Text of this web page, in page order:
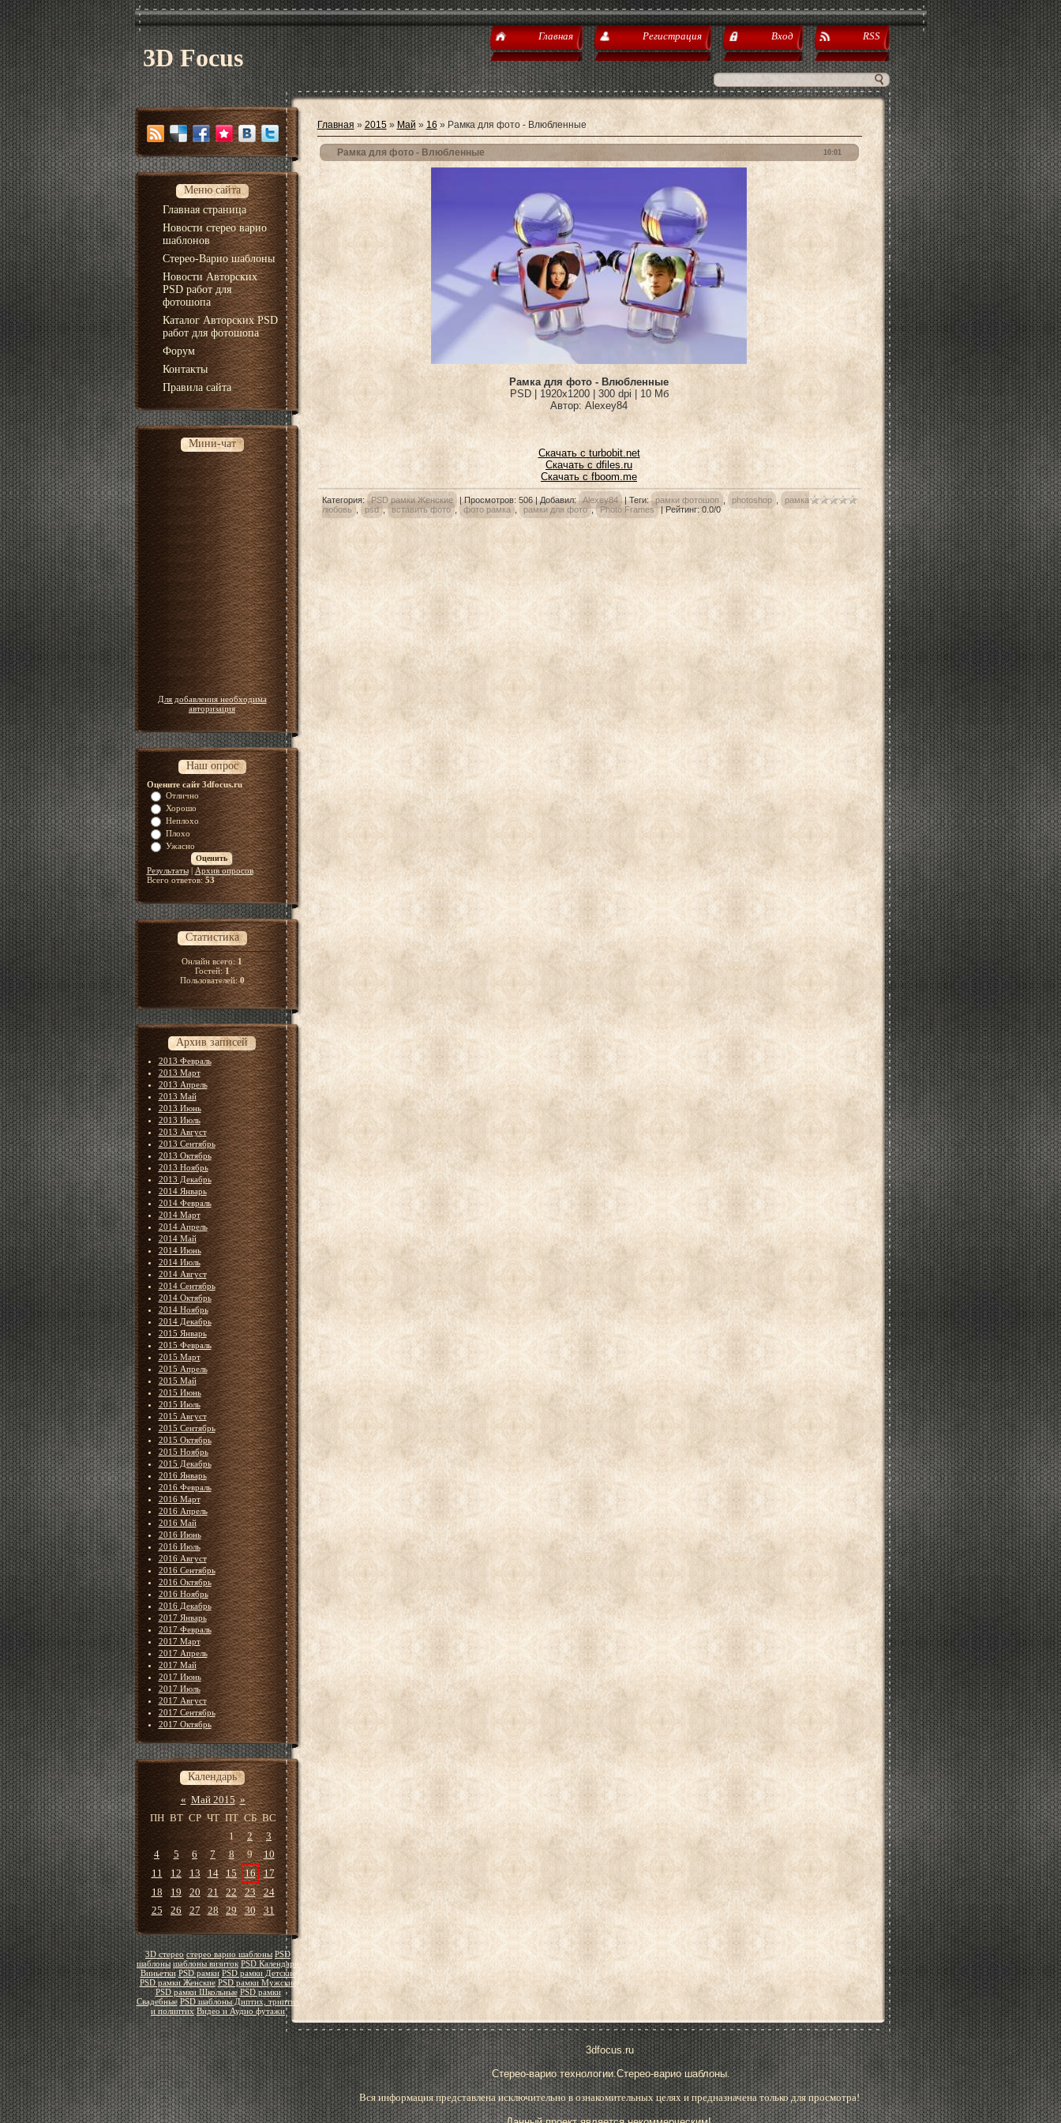
3D Focus
Главная Регистрация Вход RSS
Меню сайта
Главная страница
Новости стерео варио
шаблонов
Стерео-Варио шаблоны
Новости Авторских
PSD работ для
фотошопа
Каталог Авторских PSD
работ для фотошопа
Форум
Контакты
Правила сайта
Мини-чат
Для добавления необходима
авторизация
Наш опрос
Оцените сайт 3dfocus.ru
Отлично
Хорошо
Неплохо
Плохо
Ужасно
Результаты| Архив опросов
Всего ответов:53
Статистика
Онлайн всего:1
Гостей:1
Пользователей:0
Архив записей
2013 Февраль
2013 Март
2013 Апрель
2013 Май
2013 Июнь
2013 Июль
2013 Август
2013 Сентябрь
2013 Октябрь
2013 Ноябрь
2013 Декабрь
2014 Январь
2014 Февраль
2014 Март
2014 Апрель
2014 Май
2014 Июнь
2014 Июль
2014 Август
2014 Сентябрь
2014 Октябрь
2014 Ноябрь
2014 Декабрь
2015 Январь
2015 Февраль
2015 Март
2015 Апрель
2015 Май
2015 Июнь
2015 Июль
2015 Август
2015 Сентябрь
2015 Октябрь
2015 Ноябрь
2015 Декабрь
2016 Январь
2016 Февраль
2016 Март
2016 Апрель
2016 Май
2016 Июнь
2016 Июль
2016 Август
2016 Сентябрь
2016 Октябрь
2016 Ноябрь
2016 Декабрь
2017 Январь
2017 Февраль
2017 Март
2017 Апрель
2017 Май
2017 Июнь
2017 Июль
2017 Август
2017 Сентябрь
2017 Октябрь
Календарь
« Май 2015 »
ПН ВТ СР ЧТ ПТ СБ ВС
1
2
3
4
5 6 7 8 9
10
11
12 13 14 15 16
17
18
19 20 21 22 23
24
25
26 27 28 29 30 31
3D стерео стерео варио шаблоны PSD
шаблоны шаблоны визиток PSD Календари
Виньетки PSD рамки PSD рамки Детские
PSD рамки Женские PSD рамки Мужские
PSD рамки Школьные PSD рамки
Свадебные PSD шаблоны Диптих, триптих
и полиптих Видео и Аудио футажи
Главная » 2015 » Май » 16 » Рамка для фото - Влюбленные
10:01
Рамка для фото - Влюбленные
Рамка для фото - Влюбленные
PSD | 1920x1200 | 300 dpi | 10 Мб
Автор: Alexey84
Скачать с turbobit.net
Скачать с dfiles.ru
Скачать с fboom.me
Категория: PSD рамки Женские |Просмотров: 506 |Добавил: Alexey84 |Теги: рамки фотошоп photoshop , рамка
любовь
psd , вставить фото , фото рамка рамки для фото , Photo Frames |Рейтинг:0.0/0
3dfocus.ru
Стерео-варио технологии.Стерео-варио шаблоны.
Вся информация представлена исключительно в ознакомительных целях и предназначена только для просмотра!